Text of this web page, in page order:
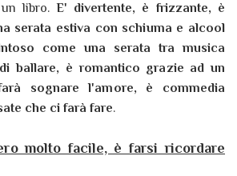
libro. E' divertente, è frizzante, è
serata estiva con schiuma e alcool
come una serata tra musica
ballare, è romantico grazie ad un
sognare l'amore, è commedia
che ci farà fare.
molto facile, è farsi ricordare